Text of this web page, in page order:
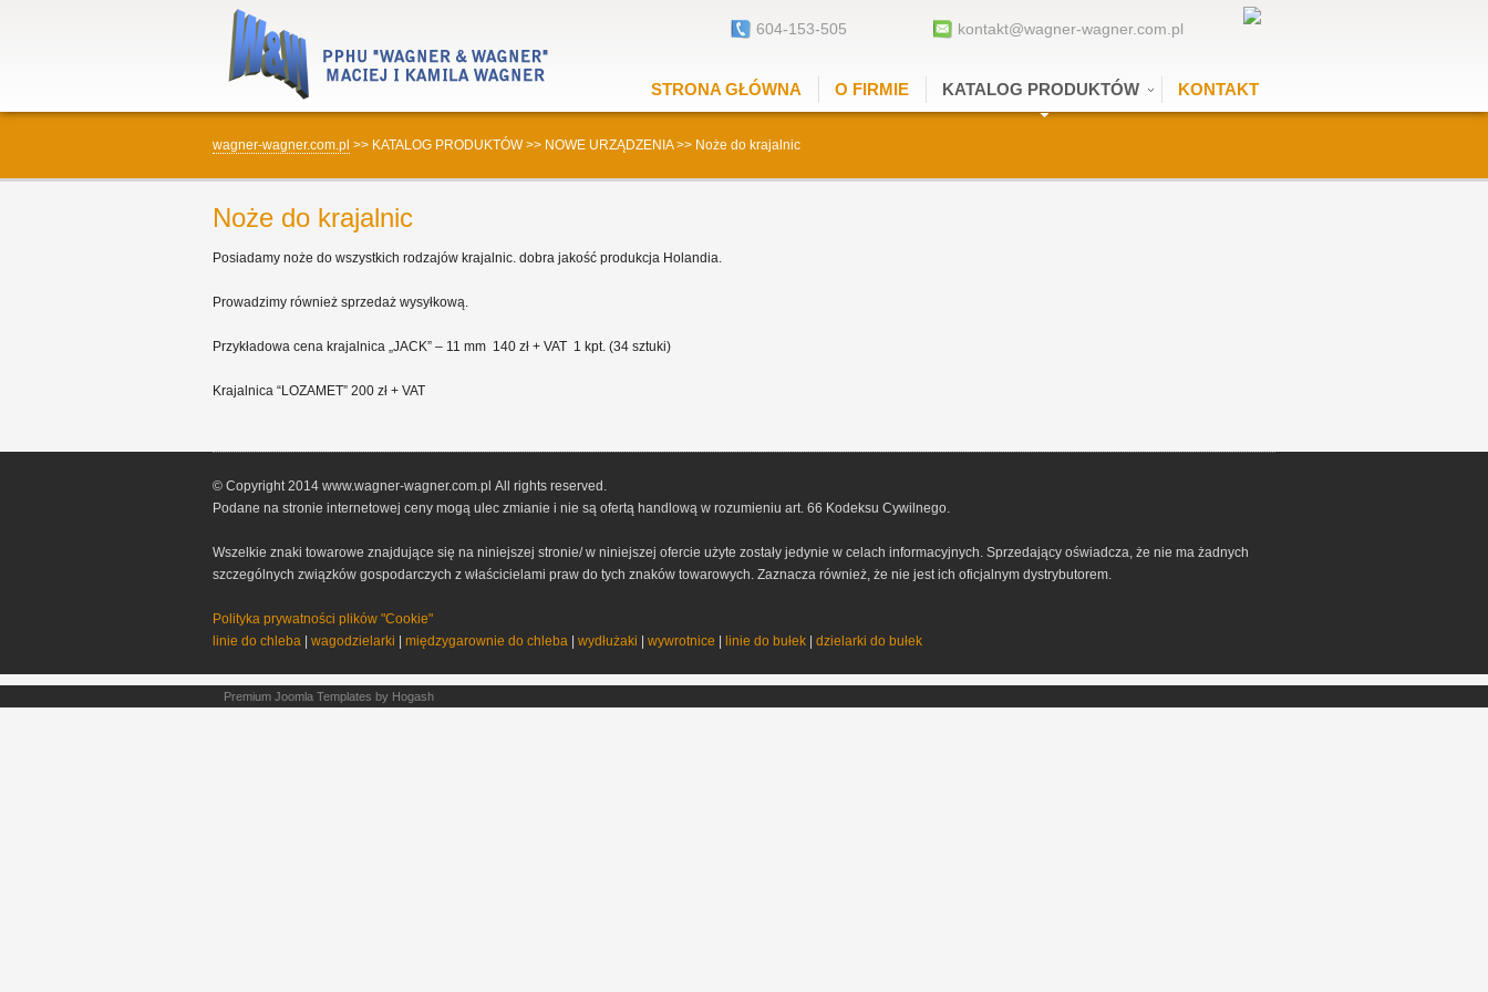
604-153-505 kontakt@wagner-wagner.com.pl
STRONA GŁÓWNA O FIRMIE KATALOG PRODUKTÓW KONTAKT
wagner-wagner.com.pl >> KATALOG PRODUKTÓW>> NOWE URZĄDZENIA>> Noże do krajalnic
Noże do krajalnic
Posiadamy noże do wszystkich rodzajów krajalnic. dobra jakość produkcja Holandia.
Prowadzimy również sprzedaż wysyłkową.
Przykładowa cena krajalnica „JACK” – 11 mm 140 zł + VAT 1 kpt. (34 sztuki)
Krajalnica “LOZAMET” 200 zł + VAT
© Copyright 2014 www.wagner-wagner.com.pl All rights reserved.
Podane na stronie internetowej ceny mogą ulec zmianie i nie są ofertą handlową w rozumieniu art. 66 Kodeksu Cywilnego.
Wszelkie znaki towarowe znajdujące się na niniejszej stronie/ w niniejszej ofercie użyte zostały jedynie w celach informacyjnych. Sprzedający oświadcza, że nie ma żadnych
szczególnych związków gospodarczych z właścicielami praw do tych znaków towarowych. Zaznacza również, że nie jest ich oficjalnym dystrybutorem.
Polityka prywatności plików "Cookie"
linie do chleba
wagodzielarki międzygarownie do chleba wydłużaki wywrotnice linie do bułek dzielarki do bułek
Premium Joomla Templates by Hogash